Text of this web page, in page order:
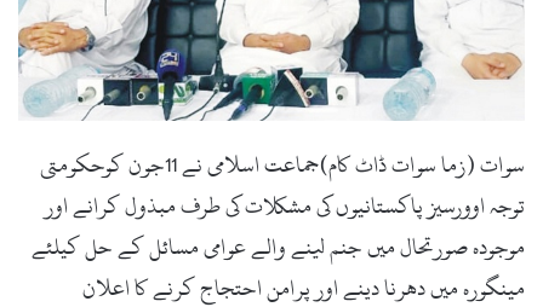
سوات (زما سوات ڈاٹ کام)جماعت اسلامی نے 11جون کوحکومتی
توجہ اوورسیز پاکستانیوں کی مشکلات کی طرف مبذول کرانے اور
موجودہ صورتحال میں جنم لینے والے عوامی مسائل کے حل کیلئے
مینگورہ میں دھرنا دینے اور پرامن احتجاج کرنے کا اعلان